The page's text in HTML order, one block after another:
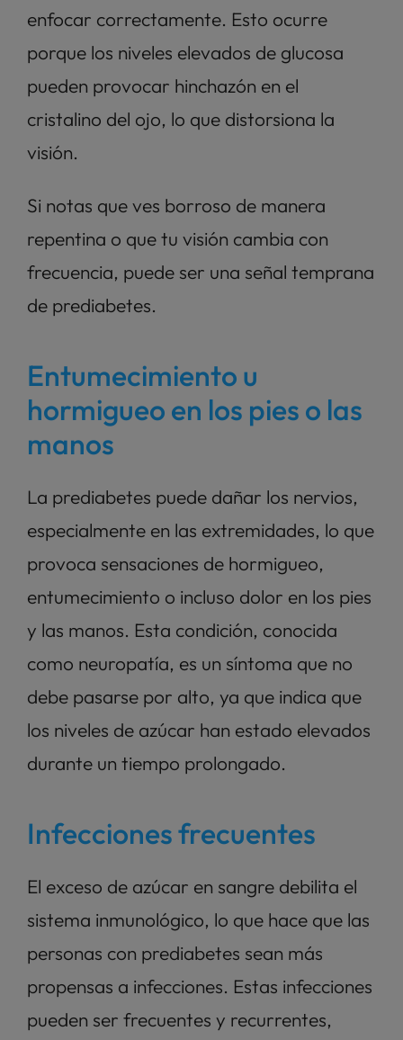
enfocar correctamente. Esto ocurre
porque los niveles elevados de glucosa
pueden provocar hinchazón en el
cristalino del ojo, lo que distorsiona la
visión.
Si notas que ves borroso de manera
repentina o que tu visión cambia con
frecuencia, puede ser una señal temprana
de prediabetes.
Entumecimiento u
hormigueo en los pies o las
manos
La prediabetes puede dañar los nervios,
especialmente en las extremidades, lo que
provoca sensaciones de hormigueo,
entumecimiento o incluso dolor en los pies
y las manos. Esta condición, conocida
como neuropatía, es un síntoma que no
debe pasarse por alto, ya que indica que
los niveles de azúcar han estado elevados
durante un tiempo prolongado.
Infecciones frecuentes
El exceso de azúcar en sangre debilita el
sistema inmunológico, lo que hace que las
personas con prediabetes sean más
propensas a infecciones. Estas infecciones
pueden ser frecuentes y recurrentes,